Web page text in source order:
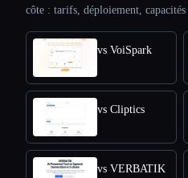
côte : tarifs, déploiement,
vs VoiSpark
vs Cliptics
vs VERBATIK